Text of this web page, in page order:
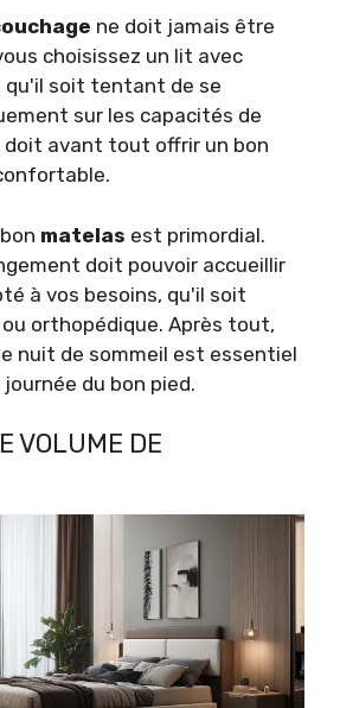
ne doit jamais être
choisissez un lit avec
qu'il soit tentant de se
sur les capacités de
doit avant tout offrir un bon
matelas est primordial.
doit pouvoir accueillir
à vos besoins, qu'il soit
orthopédique. Après tout,
nuit de sommeil est essentiel
du bon pied.
VOLUME DE